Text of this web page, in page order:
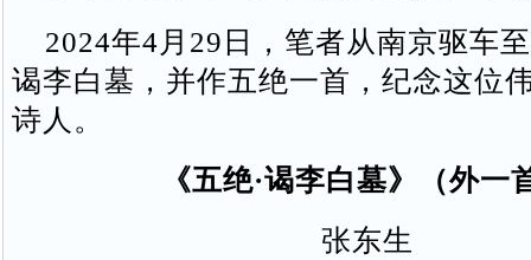
2024年4月29日，笔者从南京驱车
谒李白墓，并作五绝一首，纪念这位
诗人。
《五绝·谒李白墓》（外一
张东生